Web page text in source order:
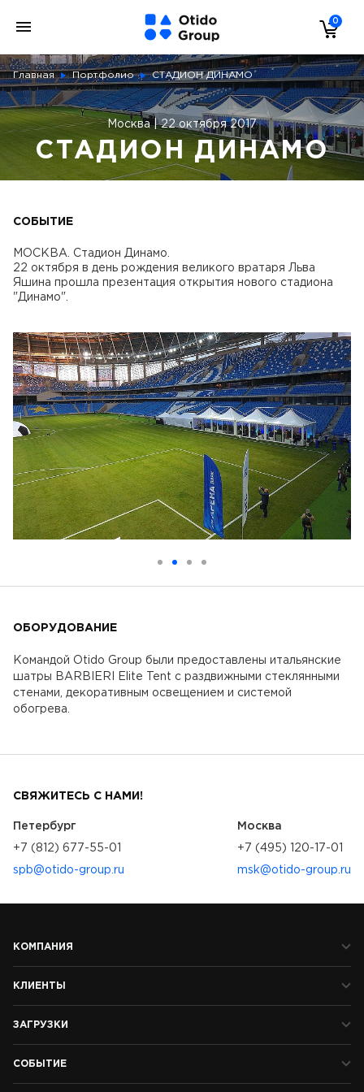
0
Главная Портфолио СТАДИОН ДИНАМО
Москва | 22 октября 2017
СТАДИОН ДИНАМО
СОБЫТИЕ
МОСКВА. Стадион Динамо.
22 октября в день рождения великого вратаря Льва
Яшина прошла презентация открытия нового стадиона
"Динамо".
ОБОРУДОВАНИЕ
Командой Otido Group были предоставлены итальянские
шатры BARBIERI Elite Tent с раздвижными стеклянными
стенами, декоративным освещением и системой
обогрева.
СВЯЖИТЕСЬ С НАМИ!
Петербург
+7 (812) 677-55-01
spb@otido-group.ru
Москва
+7 (495) 120-17-01
msk@otido-group.ru
КОМПАНИЯ
КЛИЕНТЫ
ЗАГРУЗКИ
СОБЫТИЕ